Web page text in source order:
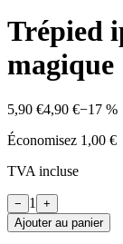
Trépied
magique
5,90 €4,90 €−17 %
Économisez 1,00 €
TVA incluse
− 1
+
Ajouter au panier